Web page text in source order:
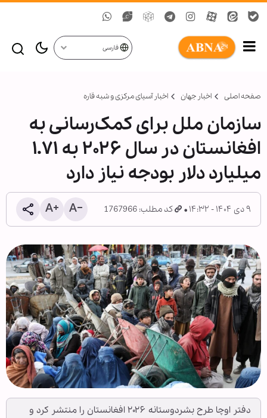
فارسی
صفحه اصلی اخبار جهان اخبار آسیای مرکزی و شبه قاره
سازمان ملل برای کمک‌رسانی به
افغانستان در سال ۲۰۲۶ به ۱.۷۱
میلیارد دلار بودجه نیاز دارد
۹ دی ۱۴۰۴ - ۱۴:۳۲ کد مطلب: 1767966
دفتر اوچا طرح بشردوستانه ۲۰۲۶ افغانستان را منتشر کرد و